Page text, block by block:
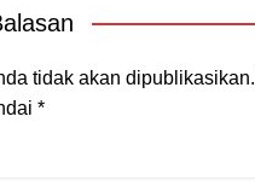
tidak akan dipublikasikan.
*